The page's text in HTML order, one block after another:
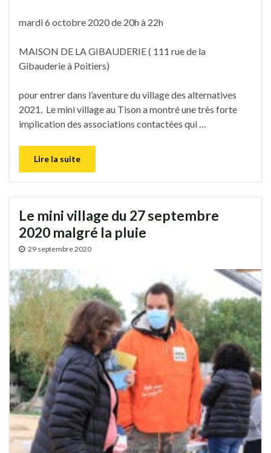
mardi 6 octobre 2020 de 20h à 22h
MAISON DE LA GIBAUDERIE ( 111 rue de la
Gibauderie à Poitiers)
pour entrer dans l’aventure du village des alternatives
2021. Le mini village au Tison a montré une très forte
implication des associations contactées qui …
Lire la suite
Le mini village du 27 septembre
2020 malgré la pluie
29 septembre 2020